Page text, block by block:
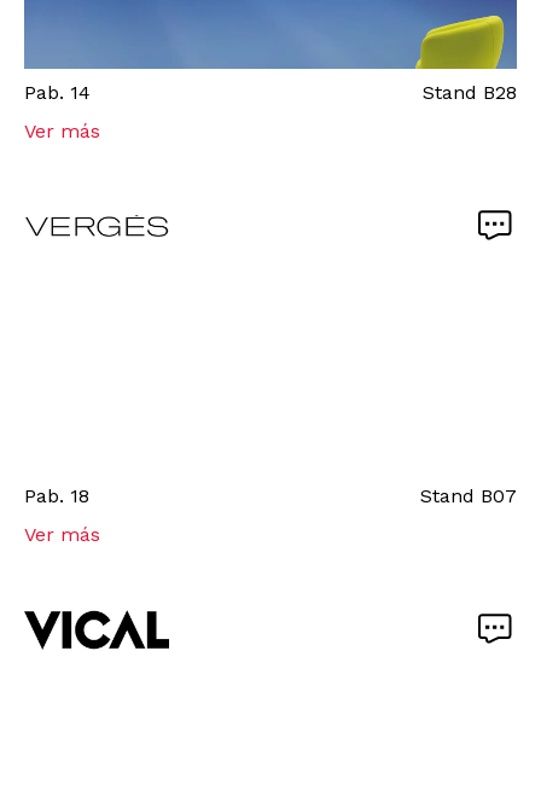
Pab. 14 Stand B28
Ver más
Pab. 18 Stand B07
Ver más